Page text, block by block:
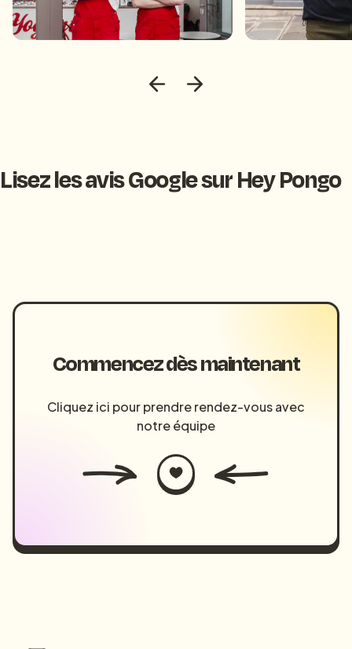
Lisez les avis Google sur Hey Pongo
Commencez dès maintenant
Cliquez ici pour prendre rendez-vous avec
notre équipe